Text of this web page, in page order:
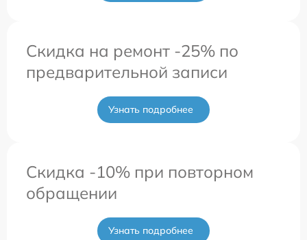
Скидка на ремонт -25% по
предварительной записи
Узнать подробнее
Скидка -10% при повторном
обращении
Узнать подробнее